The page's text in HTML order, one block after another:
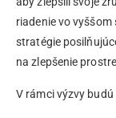
riadenie vo
stratégie
na zlepšenie
V rámci výzvy